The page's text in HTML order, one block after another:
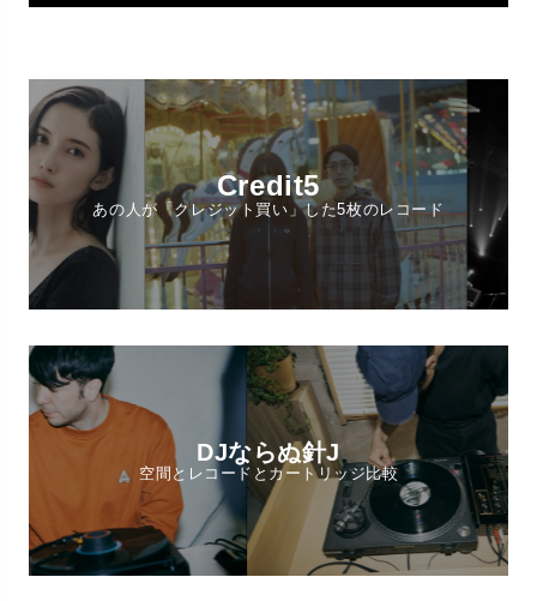
Credit5
あの人が「クレジット買い」した5枚のレコード
DJならぬ針J
空間とレコードとカートリッジ比較